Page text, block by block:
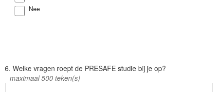
Antwoord
Nee
V
6. Welke vragen roept de PRESAFE studie bij je op?
maximaal 500 teken(s)